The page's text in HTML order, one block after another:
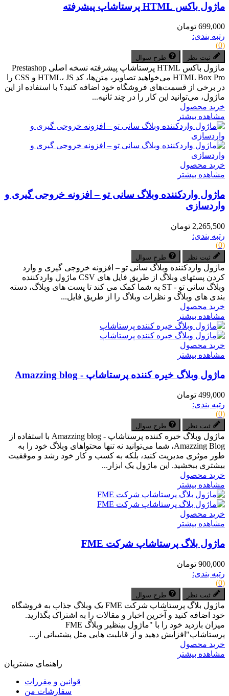
ماژول باکس HTML پرستاشاپ پیشرفته
699,000 تومان
رتبه بندی:
(0)
ثبت نظر طرح سوال
ماژول باکس HTML پرستاشاپ پیشرفته نسخه اصلی Prestashop
HTML Box Pro می‌خواهید تصاویر، متن‌ها، کد HTML، JS و CSS را
در برخی از قسمت‌های فروشگاه خود اضافه کنید؟ با استفاده از این
ماژول، می‌توانید این کار را در چند ثانیه...
خرید محصول
مشاهده بیشتر
خرید محصول
مشاهده بیشتر
ماژول واردکننده وبلاگ سانی تو – افزونه خروجی گیری و
واردسازی
2,265,500 تومان
رتبه بندی:
(0)
ثبت نظر طرح سوال
ماژول واردکننده وبلاگ سانی تو – افزونه خروجی گیری و وارد
کردن پستهای وبلاگ از طریق فایل های CSV ماژول واردکننده
وبلاگ سانی تو - ST به شما کمک می کند تا پست های وبلاگ، دسته
بندی های وبلاگ و نظرات وبلاگ را از طریق فایل...
خرید محصول
مشاهده بیشتر
خرید محصول
مشاهده بیشتر
ماژول وبلاگ خیره کننده پرستاشاپ - Amazzing blog
499,000 تومان
رتبه بندی:
(0)
ثبت نظر طرح سوال
ماژول وبلاگ خیره کننده پرستاشاپ - Amazzing blog با استفاده از
Amazzing Blog، شما می‌توانید نه تنها محتواهای وبلاگ خود را به
طور موثری مدیریت کنید، بلکه به کسب و کار خود رشد و موفقیت
بیشتری ببخشید. این ماژول یک ابزار...
خرید محصول
مشاهده بیشتر
خرید محصول
مشاهده بیشتر
ماژول بلاگ پرستاشاپ شرکت FME
900,000 تومان
رتبه بندی:
(0)
ثبت نظر طرح سوال
ماژول بلاگ پرستاشاپ شرکت FME یک وبلاگ جذاب به فروشگاه
خود اضافه کنید و آخرین اخبار و مقالات را به اشتراک بگذارید.
میزان بازدید خود را با "ماژول بینظیر وبلاگ FME
پرستاشاپ"افزایش دهید و از قابلیت هایی مثل پشتیبانی از...
خرید محصول
مشاهده بیشتر
راهنمای مشتریان
قوانین و مقررات
سفارشات من